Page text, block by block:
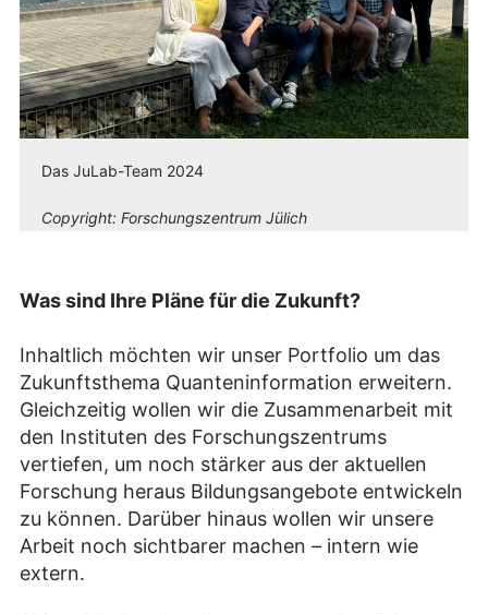
Das JuLab-Team 2024
Copyright: Forschungszentrum Jülich
Was sind Ihre Pläne für die Zukunft?
Inhaltlich möchten wir unser Portfolio um das
Zukunftsthema Quanteninformation erweitern.
Gleichzeitig wollen wir die Zusammenarbeit mit
den Instituten des Forschungszentrums
vertiefen, um noch stärker aus der aktuellen
Forschung heraus Bildungsangebote entwickeln
zu können. Darüber hinaus wollen wir unsere
Arbeit noch sichtbarer machen – intern wie
extern.